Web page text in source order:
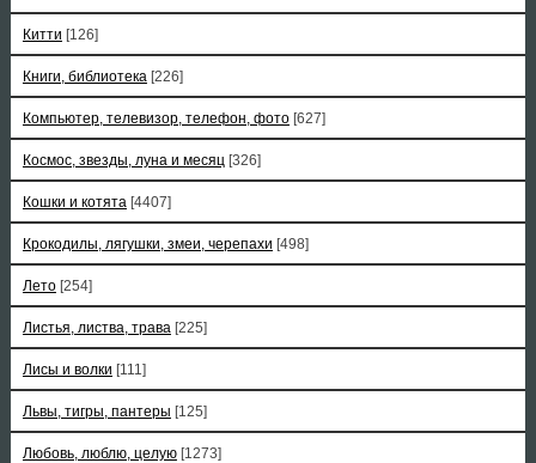
Китти [126]
Книги, библиотека [226]
Компьютер, телевизор, телефон, фото [627]
Космос, звезды, луна и месяц [326]
Кошки и котята [4407]
Крокодилы, лягушки, змеи, черепахи [498]
Лето [254]
Листья, листва, трава [225]
Лисы и волки [111]
Львы, тигры, пантеры [125]
Любовь, люблю, целую [1273]